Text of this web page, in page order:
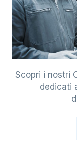
Scopri i nostri
dedicati